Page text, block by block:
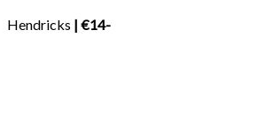
Hendricks | €14-